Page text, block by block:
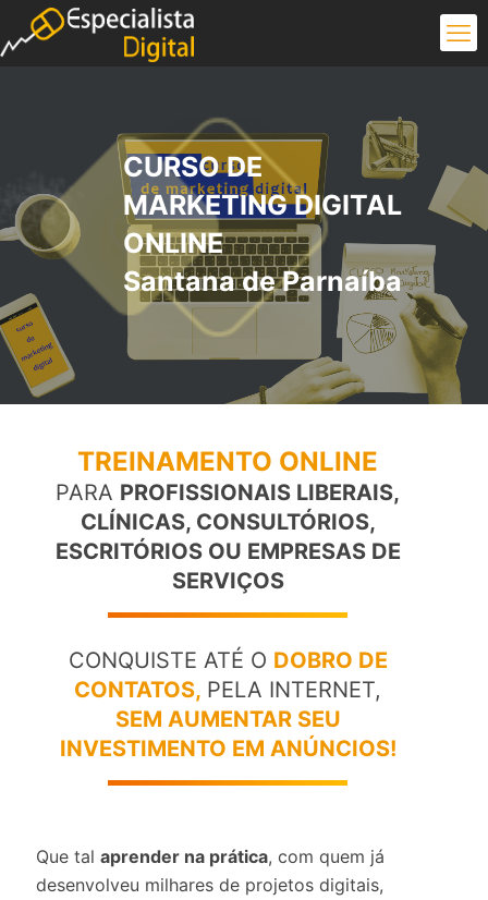
CURSO DE
MARKETING DIGITAL
ONLINE
Santana de Parnaíba
TREINAMENTO ONLINE
PARA PROFISSIONAIS LIBERAIS,
CLÍNICAS, CONSULTÓRIOS,
ESCRITÓRIOS OU EMPRESAS DE
SERVIÇOS
CONQUISTE ATÉ O DOBRO DE
CONTATOS, PELA INTERNET,
SEM AUMENTAR SEU
INVESTIMENTO EM ANÚNCIOS!
Que tal aprender na prática, com quem já
desenvolveu milhares de projetos digitais,